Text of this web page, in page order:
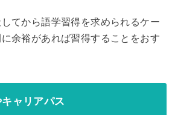
てから語学習得を求められるケー
余裕があれば習得することをおす
ャリアパス